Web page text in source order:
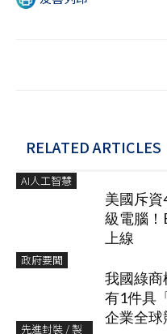
RELATED ARTICLES
AI人工智慧
美國斥
級電腦！
上線
政府要聞
我國綠商
有1件具
企業全
先進封裝 / 製